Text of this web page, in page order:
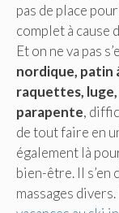
pas de place
complet à cause
Et on ne va pas
nordique, patin
raquettes,
parapente,
de tout faire en
également là
bien-être. Il s’en
massages